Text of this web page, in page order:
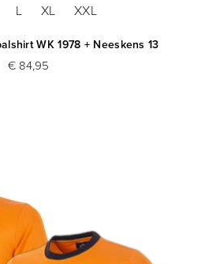
L XL XXL
WK 1978 + Neeskens 13
€ 84,95